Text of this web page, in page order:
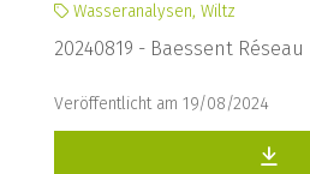
Wasseranalysen, Wiltz
20240819 - Baessent Réseau
Veröffentlicht am 19/08/2024